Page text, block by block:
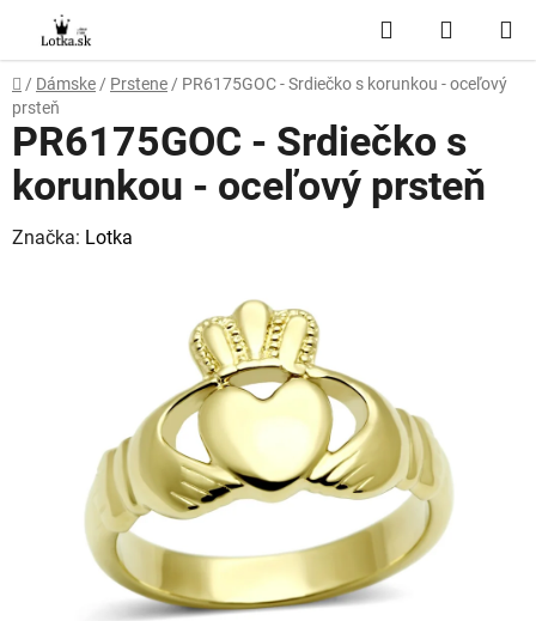
obsah
Hľadať
KOŠÍK
Domov
/ Dámske / Prstene / PR6175GOC - Srdiečko s korunkou - oceľový
prsteň
PR6175GOC - Srdiečko s
korunkou - oceľový prsteň
Značka: Lotka